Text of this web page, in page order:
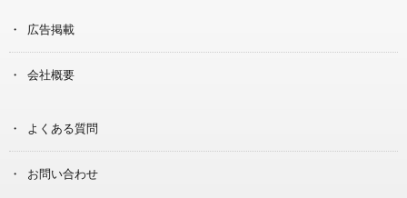
広告掲載
会社概要
よくある質問
お問い合わせ